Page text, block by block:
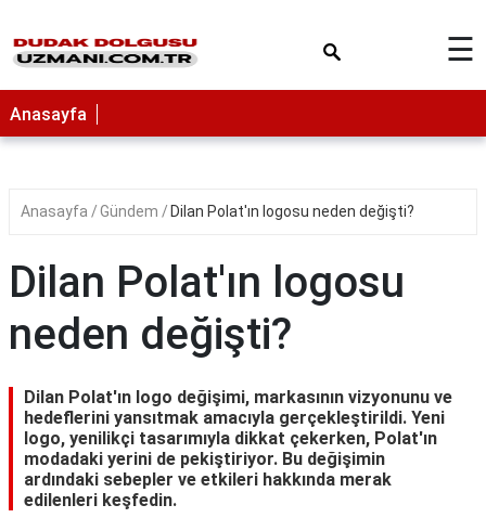
☰
Anasayfa
Anasayfa Gündem Dilan Polat'ın logosu neden değişti?
Dilan Polat'ın logosu
neden değişti?
Dilan Polat'ın logo değişimi, markasının vizyonunu ve
hedeflerini yansıtmak amacıyla gerçekleştirildi. Yeni
logo, yenilikçi tasarımıyla dikkat çekerken, Polat'ın
modadaki yerini de pekiştiriyor. Bu değişimin
ardındaki sebepler ve etkileri hakkında merak
edilenleri keşfedin.